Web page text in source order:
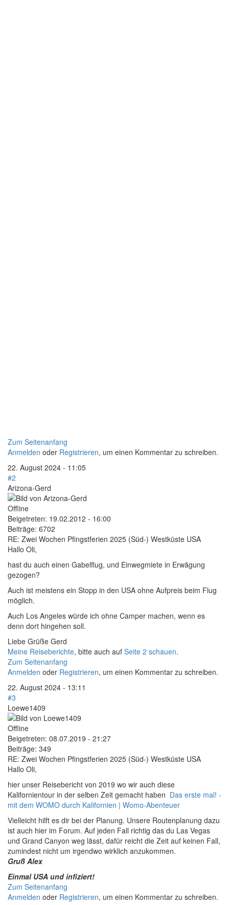
Zum Seitenanfang
Anmelden oder Registrieren, um einen Kommentar zu schreiben.
22. August 2024 - 11:05
#2
Arizona-Gerd
Offline
Beigetreten: 19.02.2012 - 16:00
Beiträge: 6702
RE: Zwei Wochen Pfingstferien 2025 (Süd-) Westküste USA
Hallo Oli,
hast du auch einen Gabelflug, und Einwegmiete in Erwägung
gezogen?
Auch ist meistens ein Stopp in den USA ohne Aufpreis beim Flug
möglich.
Auch Los Angeles würde ich ohne Camper machen, wenn es
denn dort hingehen soll.
Liebe Grüße Gerd
Meine Reiseberichte, bitte auch auf Seite 2 schauen.
Zum Seitenanfang
Anmelden oder Registrieren, um einen Kommentar zu schreiben.
22. August 2024 - 13:11
#3
Loewe1409
Offline
Beigetreten: 08.07.2019 - 21:27
Beiträge: 349
RE: Zwei Wochen Pfingstferien 2025 (Süd-) Westküste USA
Hallo Oli,
hier unser Reisebericht von 2019 wo wir auch diese
Kalifornientour in der selben Zeit gemacht haben Das erste mal! -
mit dem WOMO durch Kalifornien | Womo-Abenteuer
Vielleicht hilft es dir bei der Planung. Unsere Routenplanung dazu
ist auch hier im Forum. Auf jeden Fall richtig das du Las Vegas
und Grand Canyon weg lässt, dafür reicht die Zeit auf keinen Fall,
zumindest nicht um irgendwo wirklich anzukommen.
Gruß Alex
Einmal USA und infiziert!
Zum Seitenanfang
Anmelden oder Registrieren, um einen Kommentar zu schreiben.